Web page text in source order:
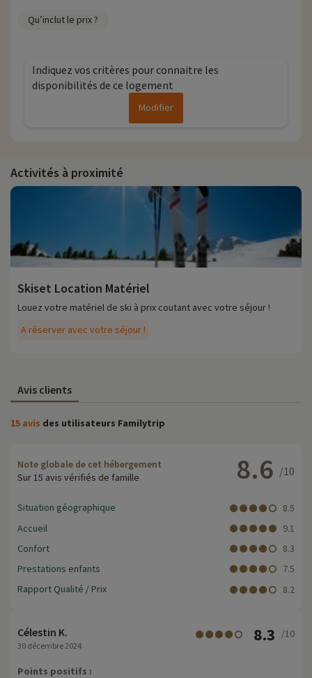
Qu’inclut le prix ?
Indiquez vos critères pour connaitre les
disponibilités de ce logement
Modifier
Activités à proximité
Skiset Location Matériel
A réserver avec votre séjour !
Louez votre matériel de ski à prix coutant avec votre séjour !
Avis clients
15 avis des utilisateurs Familytrip
Note globale de cet hébergement
Sur 15 avis vérifiés de famille
8.6 /10
Situation géographique
8.5
Accueil
9.1
Confort
8.3
Prestations enfants
7.5
Rapport Qualité / Prix
8.2
Célestin K.
30 décembre 2024
8.3 /10
Points positifs :